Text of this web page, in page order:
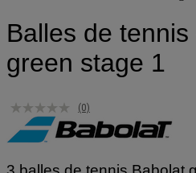
Balles de
green stage 1